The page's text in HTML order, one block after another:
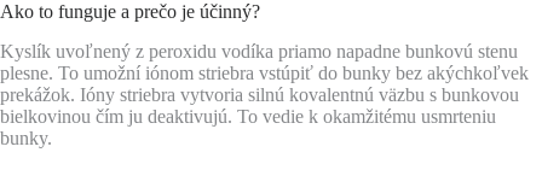
Ako to funguje a prečo je účinný?
Kyslík uvoľnený z peroxidu vodíka priamo napadne bunkovú stenu
plesne. To umožní iónom striebra vstúpiť do bunky bez akýchkoľvek
prekážok. Ióny striebra vytvoria silnú kovalentnú väzbu s bunkovou
bielkovinou čím ju deaktivujú. To vedie k okamžitému usmrteniu
bunky.